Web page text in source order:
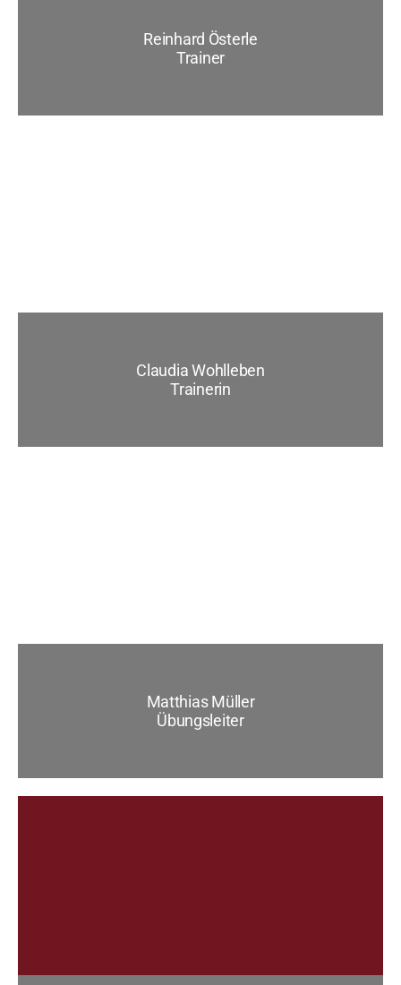
Reinhard Österle
Trainer
Claudia Wohlleben
Trainerin
Matthias Müller
Übungsleiter